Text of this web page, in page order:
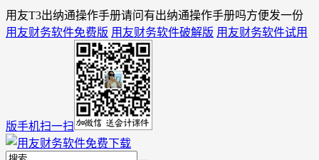
用友T3出纳通操作手册请问有出纳通操作手册吗方便发一份
用友财务软件免费版 用友财务软件破解版 用友财务软件试用
版手机扫一扫